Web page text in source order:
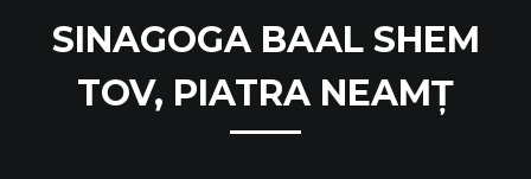
SINAGOGA BAAL SHEM
TOV, PIATRA NEAMȚ